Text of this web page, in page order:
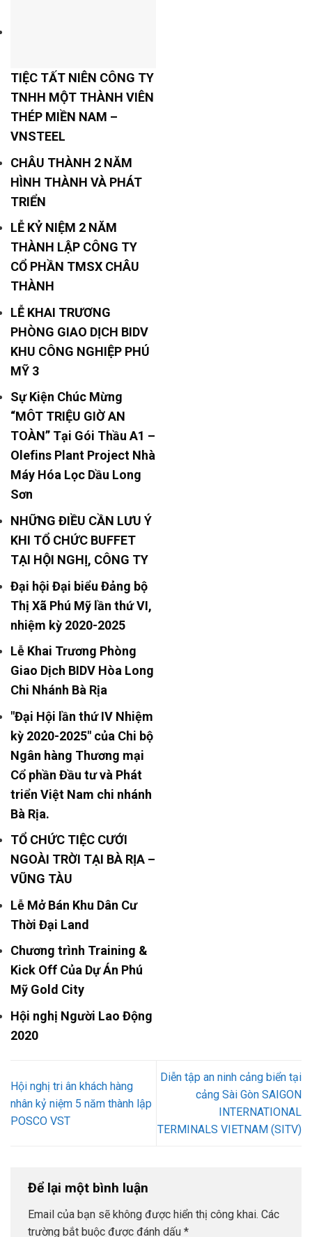
TIỆC TẤT NIÊN CÔNG TY
TNHH MỘT THÀNH VIÊN
THÉP MIỀN NAM –
VNSTEEL
CHÂU THÀNH 2 NĂM
HÌNH THÀNH VÀ PHÁT
TRIỂN
LỄ KỶ NIỆM 2 NĂM
THÀNH LẬP CÔNG TY
CỔ PHẦN TMSX CHÂU
THÀNH
LỄ KHAI TRƯƠNG
PHÒNG GIAO DỊCH BIDV
KHU CÔNG NGHIỆP PHÚ
MỸ 3
Sự Kiện Chúc Mừng
“MÔT TRIỆU GIỜ AN
TOÀN” Tại Gói Thầu A1 –
Olefins Plant Project Nhà
Máy Hóa Lọc Dầu Long
Sơn
NHỮNG ĐIỀU CẦN LƯU Ý
KHI TỔ CHỨC BUFFET
TẠI HỘI NGHỊ, CÔNG TY
Đại hội Đại biểu Đảng bộ
Thị Xã Phú Mỹ lần thứ VI,
nhiệm kỳ 2020-2025
Lễ Khai Trương Phòng
Giao Dịch BIDV Hòa Long
Chi Nhánh Bà Rịa
"Đại Hội lần thứ IV Nhiệm
kỳ 2020-2025" của Chi bộ
Ngân hàng Thương mại
Cổ phần Đầu tư và Phát
triển Việt Nam chi nhánh
Bà Rịa.
TỔ CHỨC TIỆC CƯỚI
NGOÀI TRỜI TẠI BÀ RỊA –
VŨNG TÀU
Lễ Mở Bán Khu Dân Cư
Thời Đại Land
Chương trình Training &
Kick Off Của Dự Án Phú
Mỹ Gold City
Hội nghị Người Lao Động
2020
Hội nghị tri ân khách hàng
nhân kỷ niệm 5 năm thành lập
POSCO VST
Diễn tập an ninh cảng biển tại
cảng Sài Gòn SAIGON
INTERNATIONAL
TERMINALS VIETNAM (SITV)
Để lại một bình luận
Email của bạn sẽ không được hiển thị công khai. Các
trường bắt buộc được đánh dấu *